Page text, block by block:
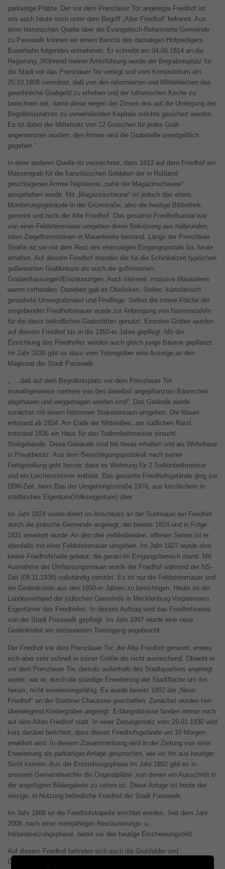
parkartige Plätze. Der vor dem Prenzlauer Tor angelegte Friedhof ist
uns auch heute noch unter dem Begriff „Alter Friedhof“ bekannt. Aus
einer historischen Quelle über die Evangelisch-Reformierte Gemeinde
zu Pasewalk können wir einem Bericht des damaligen Hofpredigers
Bauerhahn folgendes entnehmen. Er schreibt am 04.06.1814 an die
Regierung „Während meiner Amtsführung wurde der Begräbnisplatz für
die Stadt vor das Prenzlauer Tor verlegt und vom Konsistorium am
20.10.1808 verordnet, daß von den reformierten und Militärleichen das
gewöhnliche Grabgeld zu erheben und der lutherischen Kirche zu
berechnen sei, damit diese wegen der Zinsen des auf die Umlegung des
Begräbnisplatzes zu verwendenden Kapitals möchte gesichert werden.
Es ist dabei der Mittelsatz von 12 Groschen für jedes Grab
angenommen worden; den Armen wird die Grabstelle unentgeltlich
gegeben.“
In einer anderen Quelle ist verzeichnet, dass 1813 auf dem Friedhof ein
Massengrab für die französischen Soldaten der in Rußland
geschlagenen Armee Napoleons „nahe der Magazinscheune“
ausgehoben wurde. Mit „Magazinscheune“ ist jedoch das ehem.
Montierungsgebäude in der Grünstraße, also die heutige Bibliothek,
gemeint und nicht der Alte Friedhof. Das gesamte Friedhofsareal war
von einer Feldsteinmauer umgeben deren Bekrönung aus halbrunden,
roten Ziegelformsteinen in Mauerbreite bestand. Längs der Prenzlauer
Straße ist sie mit dem Rest des ehemaligen Eingangsportals bis heute
erhalten. Auf diesem Friedhof standen die für die Schinkelzeit typischen
gußeisernen Grabkreuze als auch die gußeisernen
Grabeinfassungen/Einzäunungen. Auch kleinere, massive Mausoleen
waren vorhanden. Daneben gab es Obelisken, Stelen, künstlerisch
gestaltete Urnengrabmäler und Findlinge. Selbst die innere Fläche der
umgebenden Friedhofsmauer wurde zur Anbringung von Namenstafeln
für die davor befindlichen Grabstätten genutzt. Einzelne Gräber wurden
auf diesem Friedhof bis in die 1950-er Jahre gepflegt. Mit der
Einrichtung des Friedhofes wurden auch gleich junge Bäume gepflanzt.
Im Jahr 1830 gibt es dazu vom Totengräber eine Anzeige an den
Magistrat der Stadt Pasewalk
„…..daß auf dem Begräbnisplatz vor dem Prenzlauer Tor
mutwilligerweise mehrere von den daselbst angepflanzten Bäumchen
abgehauen und weggetragen worden sind“. Das Gelände wurde
zunächst mit einem hölzernen Staketenzaun umgeben. Die Mauer
entstand ab 1824. Am Ende der Mittelallee, am südlichen Rand,
entstand 1836 ein Haus für den Todtenbettmeister einschl.
Stallgebäude. Diese Gebäude sind bis heute erhalten und als Wohnhaus
in Privatbesitz. Aus dem Besichtigungsprotokoll nach seiner
Fertigstellung geht hervor, dass es Wohnung für 2 Todtenbettmeister
und ein Leichenzimmer enthielt. Das gesamte Friedhofsgelände ging zur
DDR-Zeit, beim Bau der Umgehungsstraße 1976, aus kirchlichem in
städtisches Eigentum(Volkseigentum) über.
Im Jahr 1824 wurde direkt im Anschluss an der Südmauer ein Friedhof
durch die jüdische Gemeinde angelegt, der bereits 1824 und in Folge
1831 erweitert wurde. An den drei verbleibenden, offenen Seiten ist er
ebenfalls mit einer Feldsteinmauer umgeben. Im Jahr 1927 wurde eine
kleine Friedhofshalle gebaut, die genau im Eingangsbereich stand. Mit
Ausnahme der Umfassungsmauer wurde der Friedhof während der NS-
Zeit (09.11.1938) vollständig zerstört. Es ist nur die Feldsteinmauer und
ein Gedenkstein aus den 1950-er Jahren zu besichtigen. Heute ist der
Landesverband der jüdischen Gemeinde in Mecklenburg-Vorpommern
Eigentümer des Friedhofes. In dessen Auftrag wird das Friedhofsareal
von der Stadt Pasewalk gepflegt. Im Jahr 1997 wurde eine neue
Gedenktafel am restaurierten Toreingang angebracht.
Der Friedhof vor dem Prenzlauer Tor, der Alte Friedhof genannt, erwies
sich aber sehr schnell in seiner Größe als nicht ausreichend. Obwohl er
vor dem Prenzlauer Tor, damals außerhalb des Stadtquartiers angelegt
wurde, war er, durch die ständige Erweiterung der Stadtfläche um ihn
herum, nicht erweiterungsfähig. Es wurde bereits 1892 der „Neue
Friedhof“ an der Stettiner Chaussee geschaffen. Zunächst wurden hier
überwiegend Kindergräber angelegt. Erbbegräbnisse fanden immer noch
auf dem Alten Friedhof statt. In einer Zeitungsnotiz vom 29.01.1930 wird
kurz darüber berichtet, dass dieses Friedhofsgelände um 10 Morgen
erweitert wird. In diesem Zusammenhang wird in der Zeitung von einer
Erweiterung als parkartiger Anlage gesprochen, wie wir ihn aus heutiger
Sicht kennen. Aus der Entstehungsphase im Jahr 1892 gibt es in
unserem Gemeindearchiv die Originalpläne ,von denen ein Ausschnitt in
der angefügten Bildergalerie zu sehen ist. Diese Anlage ist heute der
einzige, in Nutzung befindliche Friedhof der Stadt Pasewalk.
Im Jahr 1908 ist die Friedhofskapelle errichtet worden. Seit dem Jahr
2008, nach einer mehrjährigen Restaurierungs- u.
Instandsetzungsphase, bietet sie das heutige Erscheinungsbild..
Auf diesem Friedhof befinden sich auch die Grabfelder und
Gedenksteine zur Erinnerung an die Opfer des 1. und 2. Weltkrieges.